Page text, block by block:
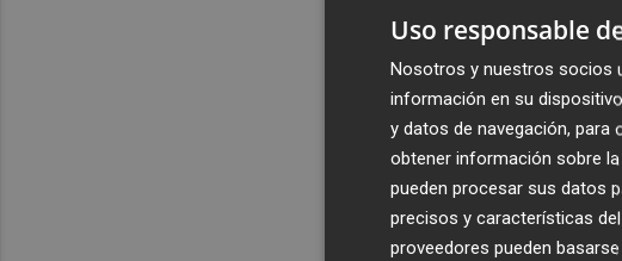
Uso responsable
Nosotros y nuestros socios
información en su
y datos de navegación, para
obtener información sobre
pueden procesar sus datos
precisos y características
proveedores pueden